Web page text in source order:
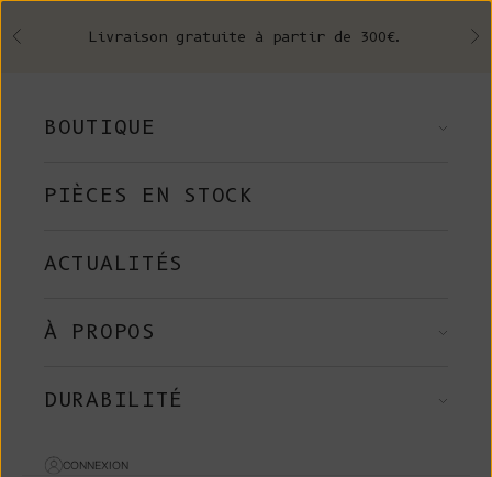
Précédent Livraison gratuite à partir de 300€.
BOUTIQUE
PIÈCES EN STOCK
ACTUALITÉS
À PROPOS
DURABILITÉ
CONNEXION